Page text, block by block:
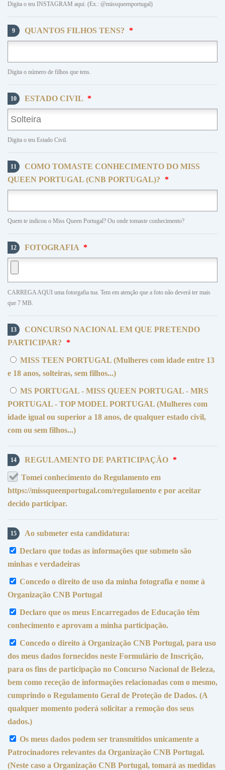
Digita o teu INSTAGRAM aqui. (Ex.: @missqueenportugal)
9 QUANTOS FILHOS TENS? *
Digita o número de filhos que tens.
10 ESTADO CIVIL *
Digita o teu Estado Civil.
11
COMO TOMASTE CONHECIMENTO DO MISS
QUEEN PORTUGAL (CNB PORTUGAL)? *
Quem te indicou o Miss Queen Portugal? Ou onde tomaste conhecimento?
12 FOTOGRAFIA *
CARREGA AQUI uma fotorgafia tua. Tem em atenção que a foto não deverá ter mais
que 7 MB.
13
CONCURSO NACIONAL EM QUE PRETENDO
PARTICIPAR? *
MISS TEEN PORTUGAL (Mulheres com idade entre 13
e 18 anos, solteiras, sem filhos...)
MS PORTUGAL - MISS QUEEN PORTUGAL - MRS
PORTUGAL - TOP MODEL PORTUGAL (Mulheres com
idade igual ou superior a 18 anos, de qualquer estado civil,
com ou sem filhos...)
14 REGULAMENTO DE PARTICIPAÇÃO *
Tomei conhecimento do Regulamento em
https://missqueenportugal.com/regulamento e por aceitar
decido participar.
15 Ao submeter esta candidatura:
Declaro que todas as informações que submeto são
minhas e verdadeiras
Concedo o direito de uso da minha fotografia e nome à
Organização CNB Portugal
Declaro que os meus Encarregados de Educação têm
conhecimento e aprovam a minha participação.
Concedo o direito à Organização CNB Portugal, para uso
dos meus dados fornecidos neste Formulário de Inscrição,
para os fins de participação no Concurso Nacional de Beleza,
bem como receção de informações relacionadas com o mesmo,
cumprindo o Regulamento Geral de Proteção de Dados. (A
qualquer momento poderá solicitar a remoção dos seus
dados.)
Os meus dados podem ser transmitidos unicamente a
Patrocinadores relevantes da Organização CNB Portugal.
(Neste caso a Organização CNB Portugal, tomará as medidas